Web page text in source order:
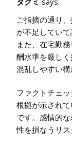
ご指摘の通り
が不足してい
また、在宅勤
酬水準を厳し
混乱しやすい構
ファクトチェ
根拠が示され
です。感情的
性を損なうリス